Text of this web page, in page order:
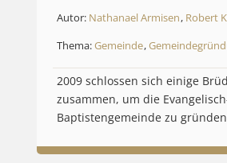
Autor: Nathanael Armisen, Robert
Thema:Gemeinde,
2009 schlossen sich einige
zusammen, um die
Baptistengemeinde zu